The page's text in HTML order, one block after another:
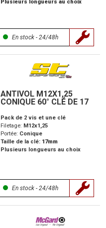
Plusieurs longueurs au choix
En stock - 24/48h
ANTIVOL M12X1,25
CONIQUE 60° CLÉ DE 17
Pack de 2 vis et une clé
Filetage: M12x1,25
Portée: Conique
Taille de la clé: 17mm
Plusieurs longueurs au choix
En stock - 24/48h